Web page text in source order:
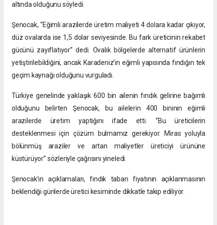
altında olduğunu söyledi.
Şenocak, “Eğimli arazilerde üretim maliyeti 4 dolara kadar çıkıyor,
düz ovalarda ise 1,5 dolar seviyesinde. Bu fark üreticinin rekabet
gücünü zayıflatıyor” dedi. Ovalık bölgelerde alternatif ürünlerin
yetiştirilebildiğini, ancak Karadeniz’in eğimli yapısında fındığın tek
geçim kaynağı olduğunu vurguladı.
Türkiye genelinde yaklaşık 600 bin ailenin fındık gelirine bağımlı
olduğunu belirten Şenocak, bu ailelerin 400 bininin eğimli
arazilerde üretim yaptığını ifade etti. “Bu üreticilerin
desteklenmesi için çözüm bulmamız gerekiyor. Miras yoluyla
bölünmüş araziler ve artan maliyetler üreticiyi ürününe
küstürüyor” sözleriyle çağrısını yineledi.
Şenocak’ın açıklamaları, fındık taban fiyatının açıklanmasının
beklendiği günlerde üretici kesiminde dikkatle takip ediliyor.